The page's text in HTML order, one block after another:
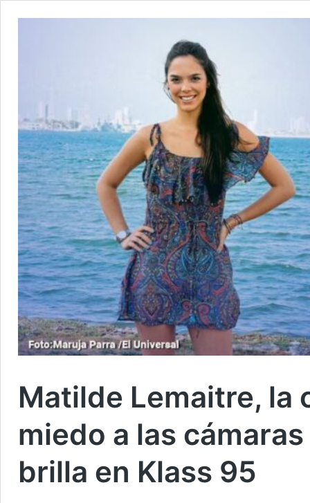
Matilde Lemaitre, la
miedo a las
brilla en Klass 95